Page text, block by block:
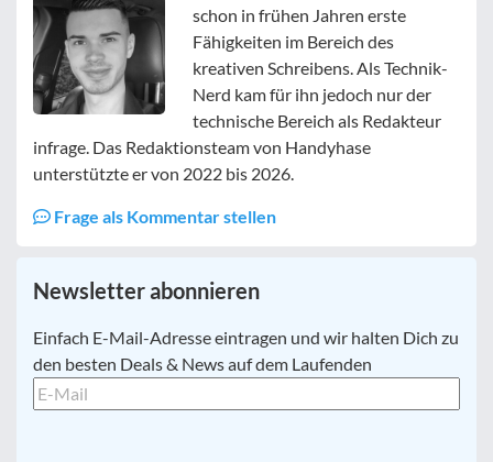
schon in frühen Jahren erste
Fähigkeiten im Bereich des
kreativen Schreibens. Als Technik-
Nerd kam für ihn jedoch nur der
technische Bereich als Redakteur
infrage. Das Redaktionsteam von Handyhase
unterstützte er von 2022 bis 2026.
Frage als Kommentar stellen
Newsletter abonnieren
E-
Mail *
Einfach E-Mail-Adresse eintragen und wir halten Dich zu
den besten Deals & News auf dem Laufenden